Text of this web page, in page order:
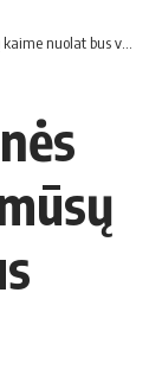
nuolat bus vandens?“